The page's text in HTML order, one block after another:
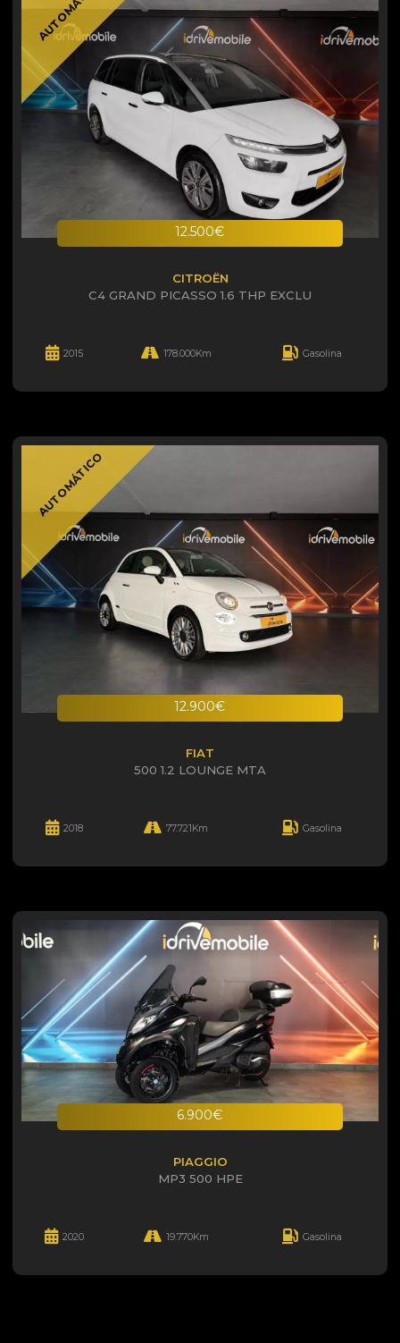
12.500€
CITROËN
C4 GRAND PICASSO 1.6 THP EXCLU
2015 178.000Km Gasolina
AUTOMÁTICO
12.900€
FIAT
500 1.2 LOUNGE MTA
2018 77.721Km Gasolina
6.900€
PIAGGIO
MP3 500 HPE
2020 19.770Km Gasolina